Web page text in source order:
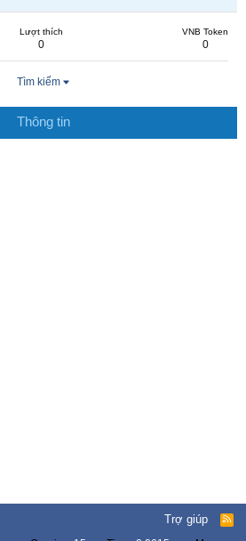
Lượt thích
0
VNB Token
0
Tìm kiếm
Thông tin
Trợ giúp
R